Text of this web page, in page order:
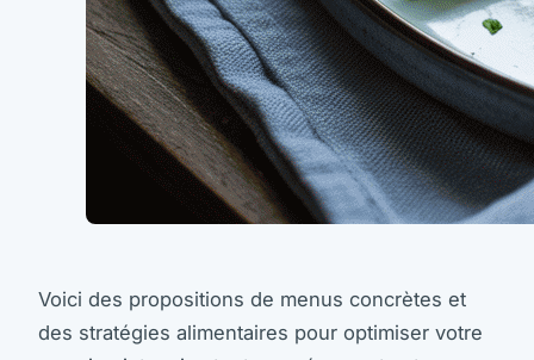
Voici des propositions de menus concrètes et
des stratégies alimentaires pour optimiser votre